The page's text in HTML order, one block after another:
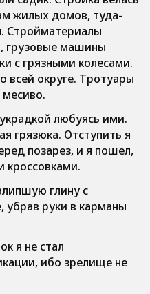
жилых домов, туда-
Стройматериалы
грузовые машины
с грязными колесами.
всей округе. Тротуары
любуясь ими.
грязюка. Отступить я
позарез, и я пошел,
глину с
убрав руки в карманы
я не стал
ибо зрелище не